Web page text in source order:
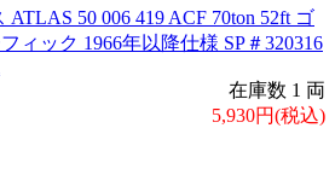
ATLAS 50 006 419 ACF 70ton 52ft ゴ
ィック 1966年以降仕様 SP＃320316
在庫数 1 両
5,930円(税込)